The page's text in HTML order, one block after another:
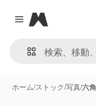
Close menu
Magnific
ホーム/ストック/写真/六